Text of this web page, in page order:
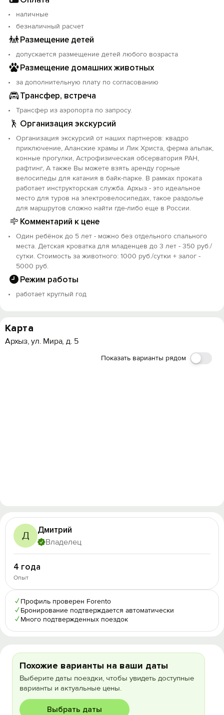
наличные
безналичный расчет
Размещение детей
допускается размещение детей любого возраста
Размещение домашних животных
за дополнительную плату по согласованию
Трансфер, встреча
Трансфер из аэропорта по запросу.
Организация экскурсий
Организация экскурсий от наших партнеров: квадро
приключение, Аланские храмы и Лик Христа, ферма альпак,
конные прогулки, Астрофизическая обсерватория РАН,
рафтинг, А также Вы можете взять аренду горные
велосипеды для катания в байк-парке. В рамках проката
работает инструкторская служба. Архыз - это идеальное
место для туров на электровелосипедах, такое раздолье
для маршрутов сложно найти где-либо еще в России.
Комментарий к цене
Один ребёнок до 5 лет - можно без отдельного спального
места. Детская кроватка для младенцев до 3 лет - 350 руб./
сутки. Стоимость за животного: 1000 руб./сутки + залог -
5000 руб.
Режим работы
работает круглый год
Карта
Архыз, ул. Мира, д. 5
Показать варианты рядом
Д Дмитрий
Владелец
4 года
Опыт
✓ Профиль проверен Forento
✓ Бронирование подтверждается автоматически
✓ Много подтвержденных поездок
Похожие варианты на ваши даты
Выберите даты поездки, чтобы увидеть доступные
варианты и актуальные цены.
Выбрать даты